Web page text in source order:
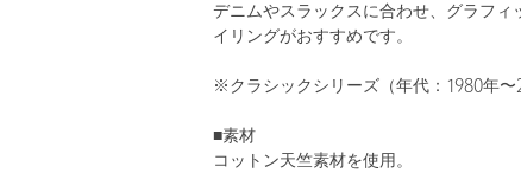
デニムやスラックスに合わせ、グラフィ
イリングがおすすめです。
※クラシックシリーズ（年代：1980年〜
■素材
コットン天竺素材を使用。